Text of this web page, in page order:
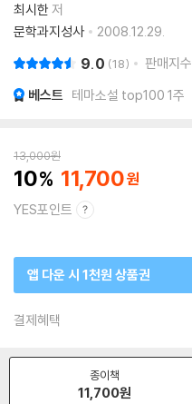
최시한 저
문학과지성사
2008.12.29.
9.0 18 판매지수
베스트 테마소설 top100 1주
13,000원
10 11,700
YES포인트
앱 다운 시 1천원 상품권
결제혜택
종이책
11,700원